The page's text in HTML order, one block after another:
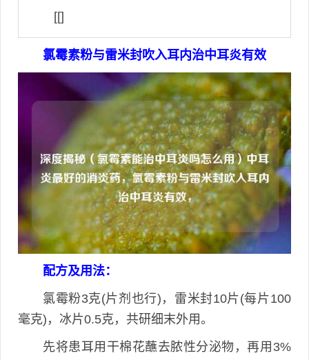
[[]
氯霉素粉与雷米封吹入耳内治中耳炎有效
配方及用法：
氯霉粉3克(片剂也行)，雷米封10片(每片100
毫克)，冰片0.5克，共研细末外用。
先将患耳用干棉花蘸去脓性分泌物，再用3%